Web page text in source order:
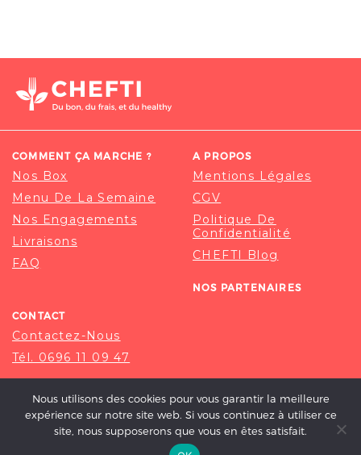
COMMENT ÇA MARCHE ?
Nos Box
Menu De La Semaine
Nos Engagements
Livraisons
FAQ
A PROPOS
Mentions Légales
CGV
Politique De
Confidentialité
CHEFTI Blog
NOS PARTENAIRES
CONTACT
Contactez-Nous
Tél. 0696 11 09 47
Nous utilisons des cookies pour vous garantir la meilleure
expérience sur notre site web. Si vous continuez à utiliser ce
site, nous supposerons que vous en êtes satisfait.